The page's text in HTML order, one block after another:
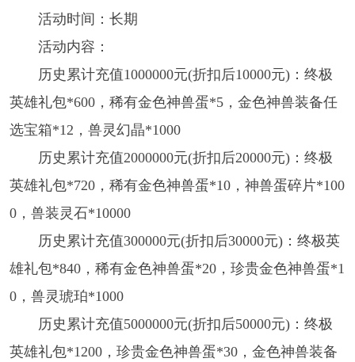
活动时间：长期
活动内容：
历史累计充值1000000元(折扣后10000元)：终极
英雄礼包*600，稀有金色神兽蛋*5，金色神兽装备任
选宝箱*12，兽灵幻晶*1000
历史累计充值2000000元(折扣后20000元)：终极
英雄礼包*720，稀有金色神兽蛋*10，神兽蛋碎片*100
0，兽装灵石*10000
历史累计充值300000元(折扣后30000元)：终极英
雄礼包*840，稀有金色神兽蛋*20，珍贵金色神兽蛋*1
0，兽灵琥珀*1000
历史累计充值5000000元(折扣后50000元)：终极
英雄礼包*1200，珍贵金色神兽蛋*30，金色神兽装备